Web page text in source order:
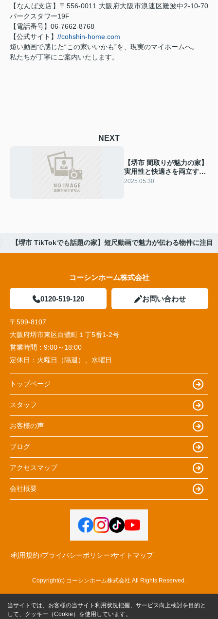
【なんば支店】〒556-0011 大阪府大阪市浪速区難波中2-10-70
パークスタワー19F
【電話番号】06-7662-8768
【公式サイト】 //cohshin-home.com
短い動画で感じた“この家いいかも”を、現実のマイホームへ。
私たちが丁寧にご案内いたします。
NEXT
【堺市 間取りが魅力の家】
実用性と快適さを両立する
設計
2025.05.30
【堺市 TikTokでも話題の家】短尺動画で魅力が伝わる物件に注目
コーシンホーム株式会社
0120-519-120 お問い合わせ
〒599-8107
大阪府堺市東区白鷺町１丁5番1‐2号
営業時間： 9:00～18:00
定休日： 火曜日（隔週）、水曜日
トップページ
スタッフ
お客様の声
ブログ
アクセスマップ
会社概要
利用規約 プライバシーポリシー サイトマップ
Copyright(c) コーシンホーム株式会社 All Rights Reserved.
当サイトでは、お客様の当サイト利用状況把握、サービス向上検討を目的と
して、クッキー（Cookie）を使用しています。